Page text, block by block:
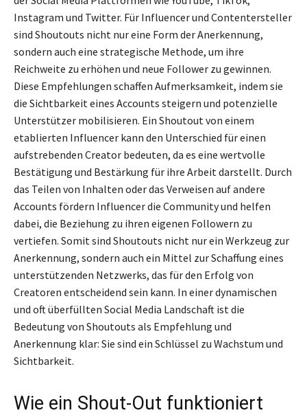
Instagram und Twitter. Für Influencer und Contentersteller
sind Shoutouts nicht nur eine Form der Anerkennung,
sondern auch eine strategische Methode, um ihre
Reichweite zu erhöhen und neue Follower zu gewinnen.
Diese Empfehlungen schaffen Aufmerksamkeit, indem sie
die Sichtbarkeit eines Accounts steigern und potenzielle
Unterstützer mobilisieren. Ein Shoutout von einem
etablierten Influencer kann den Unterschied für einen
aufstrebenden Creator bedeuten, da es eine wertvolle
Bestätigung und Bestärkung für ihre Arbeit darstellt. Durch
das Teilen von Inhalten oder das Verweisen auf andere
Accounts fördern Influencer die Community und helfen
dabei, die Beziehung zu ihren eigenen Followern zu
vertiefen. Somit sind Shoutouts nicht nur ein Werkzeug zur
Anerkennung, sondern auch ein Mittel zur Schaffung eines
unterstützenden Netzwerks, das für den Erfolg von
Creatoren entscheidend sein kann. In einer dynamischen
und oft überfüllten Social Media Landschaft ist die
Bedeutung von Shoutouts als Empfehlung und
Anerkennung klar: Sie sind ein Schlüssel zu Wachstum und
Sichtbarkeit.
Wie ein Shout-Out funktioniert